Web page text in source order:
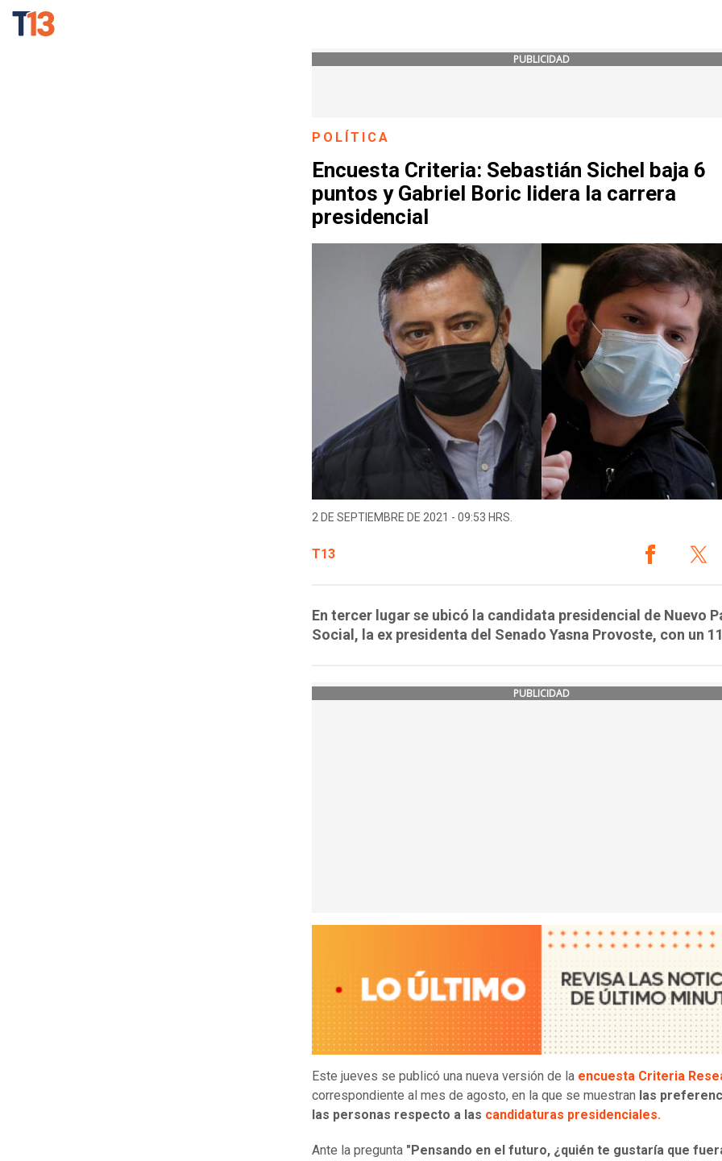
PUBLICIDAD
POLÍTICA
Encuesta Criteria: Sebastián Sichel baja 6
puntos y Gabriel Boric lidera la carrera
presidencial
2 DE SEPTIEMBRE DE 2021 - 09:53 HRS.
T13
En tercer lugar se ubicó la candidata presidencial de Nuevo
Social, la ex presidenta del Senado Yasna Provoste, con un
PUBLICIDAD
Este jueves se publicó una nueva versión de la encuesta Criteria
correspondiente al mes de agosto, en la que se muestran las
las personas respecto a las candidaturas presidenciales.
Ante la pregunta "Pensando en el futuro, ¿quién te gustaría que